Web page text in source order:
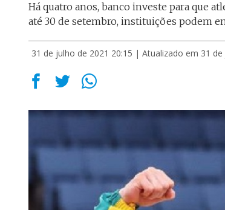
Há quatro anos, banco investe para que
até 30 de setembro, instituições podem
31 de julho de 2021 20:15 | Atualizado em 31